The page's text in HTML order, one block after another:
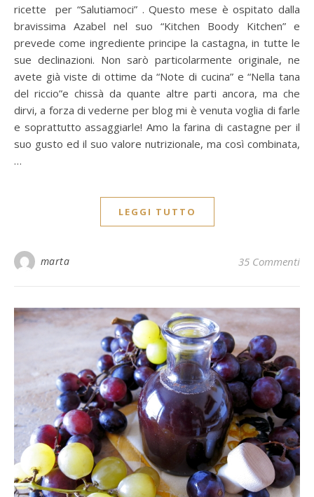
ricette per “Salutiamoci” . Questo mese è ospitato dalla
bravissima Azabel nel suo “Kitchen Boody Kitchen” e
prevede come ingrediente principe la castagna, in tutte le
sue declinazioni. Non sarò particolarmente originale, ne
avete già viste di ottime da “Note di cucina” e “Nella tana
del riccio”e chissà da quante altre parti ancora, ma che
dirvi, a forza di vederne per blog mi è venuta voglia di farle
e soprattutto assaggiarle! Amo la farina di castagne per il
suo gusto ed il suo valore nutrizionale, ma così combinata,
…
LEGGI TUTTO
marta 35 Commenti